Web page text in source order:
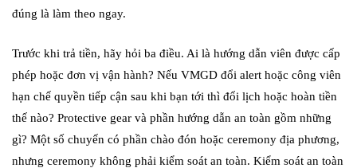
đúng là làm theo ngay.
Trước khi trả tiền, hãy hỏi ba điều. Ai là hướng dẫn viên được cấp
phép hoặc đơn vị vận hành? Nếu VMGD đổi alert hoặc công viên
hạn chế quyền tiếp cận sau khi bạn tới thì đổi lịch hoặc hoàn tiền
thế nào? Protective gear và phần hướng dẫn an toàn gồm những
gì? Một số chuyến có phần chào đón hoặc ceremony địa phương,
nhưng ceremony không phải kiểm soát an toàn. Kiểm soát an toàn